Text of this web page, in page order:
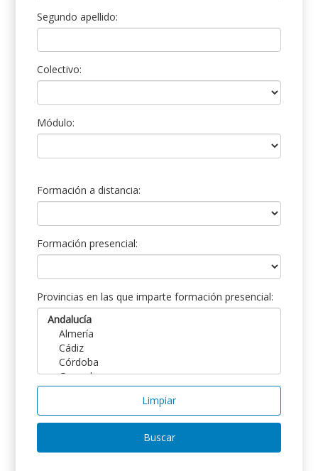
Segundo apellido:
Colectivo:
Módulo:
Formación a distancia:
Formación presencial:
Provincias en las que imparte formación presencial:
Limpiar
Buscar